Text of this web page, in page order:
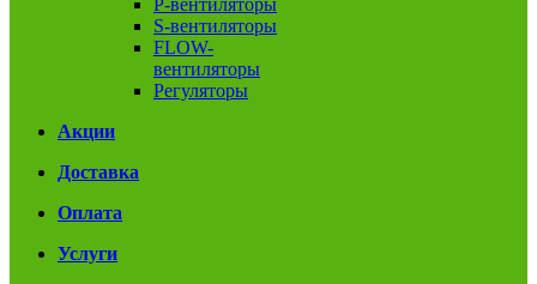
P-вентиляторы
S-вентиляторы
FLOW-
вентиляторы
Регуляторы
Акции
Доставка
Оплата
Услуги